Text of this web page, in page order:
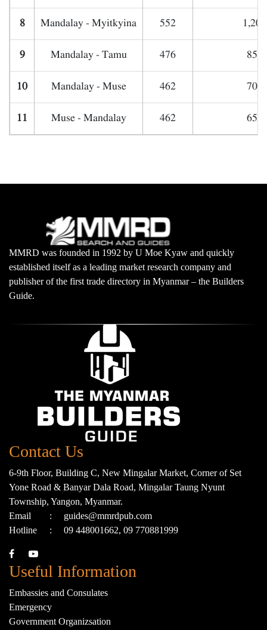
8 Mandalay - Myitkyina 552
9 Mandalay - Tamu 476
10 Mandalay - Muse 462
11 Muse - Mandalay 462
MMRD was founded in 1992 by U Moe Kyaw and quickly
established itself as a leading market research company and
publisher of the first trade directory in Myanmar – the Builders
Guide.
Contact Us
6-9th Floor, Building C, New Mingalar Market, Corner of Set
Yone Road & Banyar Dala Road, Mingalar Taung Nyunt
Township, Yangon, Myanmar.
Email
:
guides@mmrdpub.com
Hotline
: 09 448001662, 09 770881999
Useful Information
Embassies and Consulates
Emergency
Government Organizsation